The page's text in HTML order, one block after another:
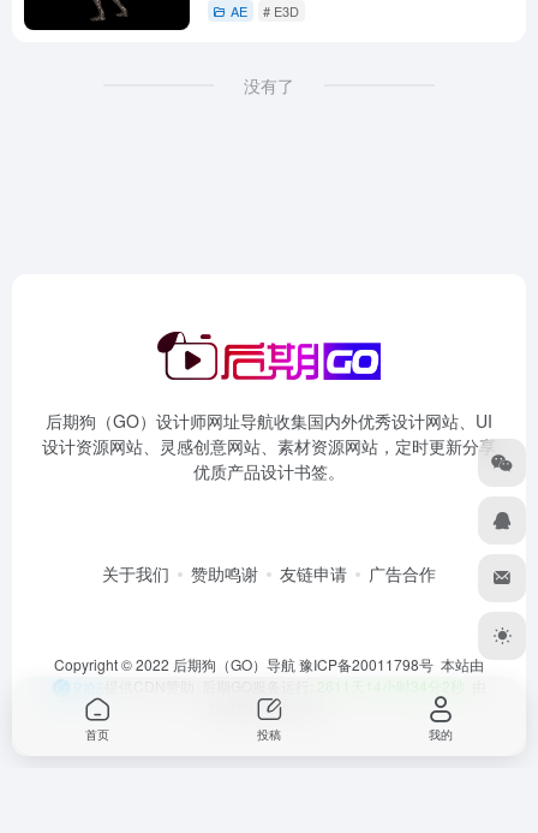
AE # E3D
没有了
后期狗（GO）设计师网址导航收集国内外优秀设计网站、UI
设计资源网站、灵感创意网站、素材资源网站，定时更新分享
优质产品设计书签。
关于我们 赞助鸣谢 友链申请 广告合作
Copyright © 2022 后期狗（GO）导航豫ICP备20011798号 本站由
2611天14小时34分2秒
OneNav强力驱动
首页 投稿 我的